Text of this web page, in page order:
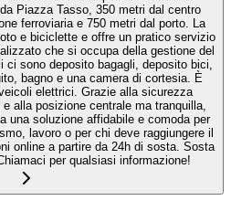
Piazza Tasso, 350 metri dal centro
ferroviaria e 750 metri dal porto. La
e biciclette e offre un pratico servizio
che si occupa della gestione del
sono deposito bagagli, deposito bici,
bagno e una camera di cortesia. È
elettrici. Grazie alla sicurezza
alla posizione centrale ma tranquilla,
una soluzione affidabile e comoda per
lavoro o per chi deve raggiungere il
online a partire da 24h di sosta. Sosta
per qualsiasi informazione!